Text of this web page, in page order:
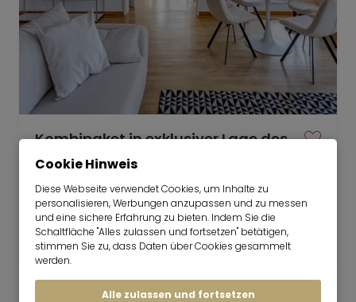
Kombipaket in exklusiver Lage des
Herzogparks
4 Zimmer
180 m²
München-Herzogpark
4.700
€/Monat
Cookie Hinweis
Diese Webseite verwendet Cookies, um Inhalte zu
personalisieren, Werbungen anzupassen und zu messen
und eine sichere Erfahrung zu bieten. Indem Sie die
Schaltfläche "Alles zulassen und fortsetzen" betätigen,
stimmen Sie zu, dass Daten über Cookies gesammelt
werden.
Alle zulassen und fortsetzen